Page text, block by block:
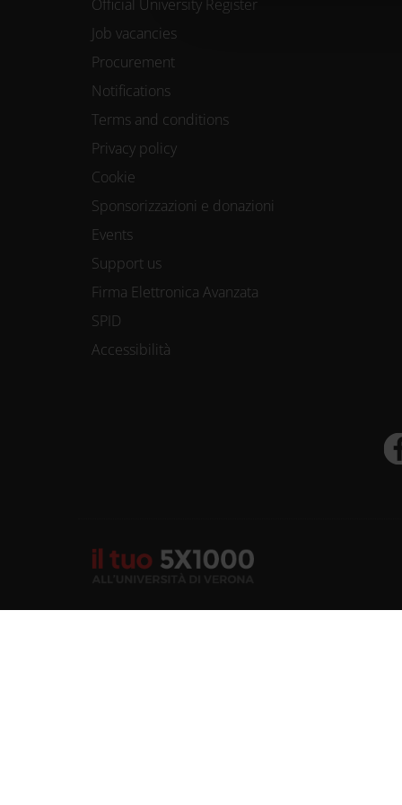
Official University Register
Job vacancies
Procurement
Notifications
Terms and conditions
Privacy policy
Cookie
Sponsorizzazioni e donazioni
Events
Support us
Firma Elettronica Avanzata
SPID
Accessibilità